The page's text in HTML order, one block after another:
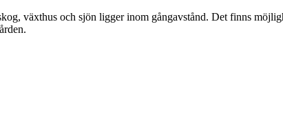
växthus och sjön ligger inom gångavstånd. Det finns